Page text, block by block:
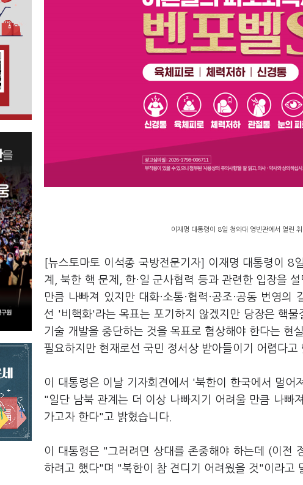
이재명 대통령이 8일 청와대 영빈관에서 열린
[뉴스토마토 이석종 국방전문기자] 이재명 대통령이 8
계, 북한 핵 문제, 한·일 군사협력 등과 관련한 입장을
만큼 나빠져 있지만 대화·소통·협력·공조·공동 번영
선 '비핵화'라는 목표는 포기하지 않겠지만 당장은 핵
기술 개발을 중단하는 것을 목표로 협상해야 한다는 현
필요하지만 현재로선 국민 정서상 받아들이기 어렵다고
이 대통령은 이날 기자회견에서 '북한이 한국에서 멀
"일단 남북 관계는 더 이상 나빠지기 어려울 만큼 나
가고자 한다"고 밝혔습니다.
이 대통령은 "그러려면 상대를 존중해야 하는데 (이전
하려고 했다"며 "북한이 참 견디기 어려웠을 것"이라고